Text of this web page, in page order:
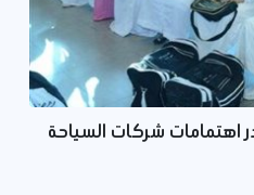
اهتمامات شركات السياحة